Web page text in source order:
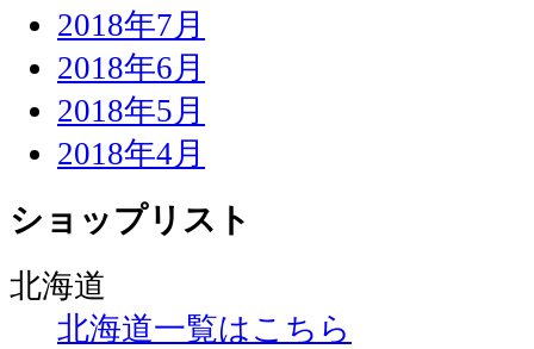
2018年7月
2018年6月
2018年5月
2018年4月
ショップリスト
北海道
北海道一覧はこちら